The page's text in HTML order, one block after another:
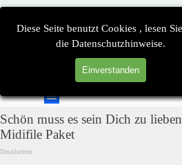
Diese Seite benutzt Cookies , lesen
die Datenschutzhinweise.
Einverstanden
Direkt zum Seiteninhalt
Menü
Schön muss es sein Dich zu
Midifile Paket
Detailseiten